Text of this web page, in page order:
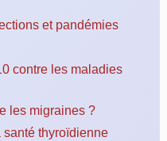
et pandémies
contre les maladies
les migraines ?
santé thyroïdienne